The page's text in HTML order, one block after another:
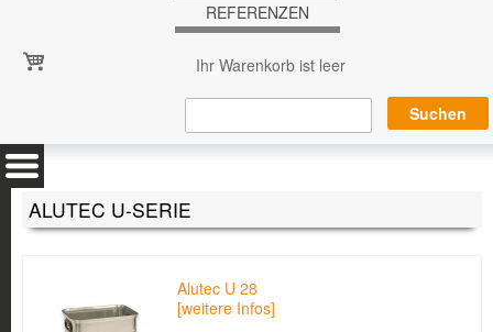
REFERENZEN
Ihr Warenkorb ist leer
ALUTEC U-SERIE
Alutec U 28
[weitere Infos]